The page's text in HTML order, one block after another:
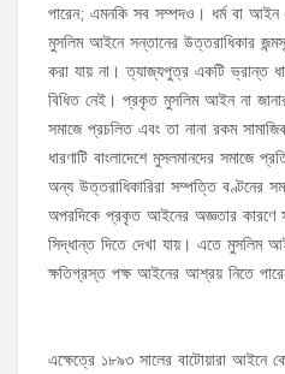
পারেন; এমনকি সব সম্পদও। ধর্ম বা আইন
মুসলিম আইনে সন্তানের উত্তরাধিকার
করা যায় না। ত্যাজ্যপুত্র একটি ভ্রান্ত
বিধিত নেই। প্রকৃত মুসলিম আইন না
সমাজে প্রচলিত এবং তা নানা রকম
ধারণাটি বাংলাদেশে মুসলমানদের সমাজে
অন্য উত্তরাধিকারিরা সম্পত্তি বণ্টনের
অপরদিকে প্রকৃত আইনের অজ্ঞতার কারণে
সিদ্ধান্ত দিতে দেখা যায়। এতে মুসলিম
ক্ষতিগ্রস্ত পক্ষ আইনের আশ্রয় নিতে
এক্ষেত্রে ১৮৯৩ সালের বাটোয়ারা আইনে